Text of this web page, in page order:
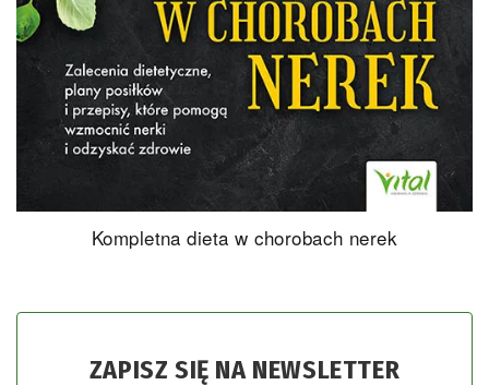
Kompletna dieta w chorobach nerek
ZAPISZ SIĘ NA NEWSLETTER